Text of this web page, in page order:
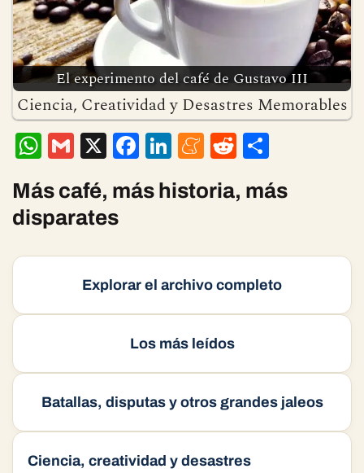
El experimento del café de Gustavo III
Ciencia, Creatividad y Desastres Memorables
W
h
at
s
A
G
m
ai
l
X F
ac
e
o
o
k
Li
n
ke
n
M
e
n
m
e
R
e
d
t
m
ar
ti
r
Más café, más historia, más
disparates
Explorar el archivo completo
Los más leídos
Batallas, disputas y otros grandes jaleos
Ciencia, creatividad y desastres